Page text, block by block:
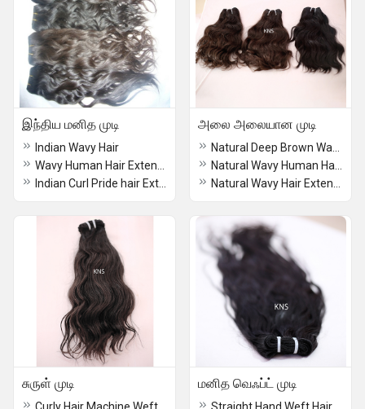
இந்திய மனித முடி
Indian Wavy Hair
அலை அலையான முடி
சுருள் முடி மனித வெஃப்ட் முடி